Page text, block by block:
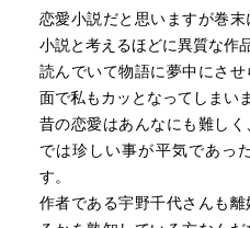
恋愛小説だと思いますが巻
小説と考えるほどに異質な作
読んでいて物語に夢中にさ
面で私もカッとなってしまい
昔の恋愛はあんなにも難し
では珍しい事が平気であっ
す。
作者である宇野千代さんも